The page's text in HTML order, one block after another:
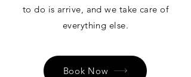
to do is arrive, and we take care of
everything else.
Book Now